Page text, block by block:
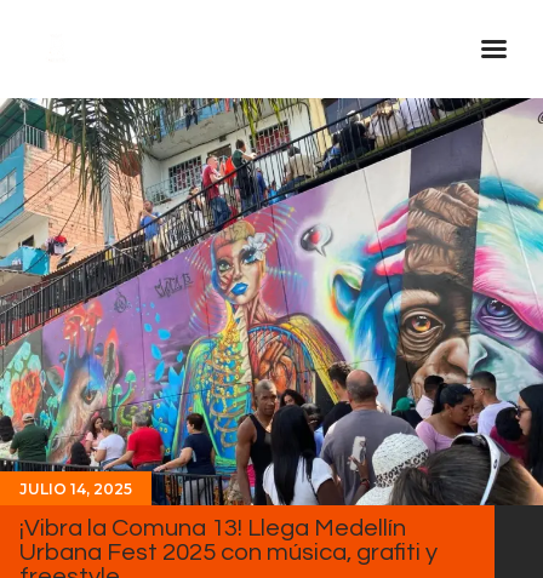
Inicio Real FM
Streaming
En Vivo
Descarga La APP
Programas
Noticias
Equipo
Sobre Nosotros
Contactos
JULIO 14, 2025
¡Vibra la Comuna 13! Llega Medellín
Urbana Fest 2025 con música, grafiti y